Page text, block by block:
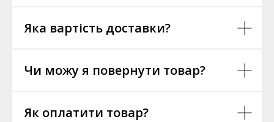
Яка вартість доставки?
Чи можу я повернути товар?
Як оплатити товар?